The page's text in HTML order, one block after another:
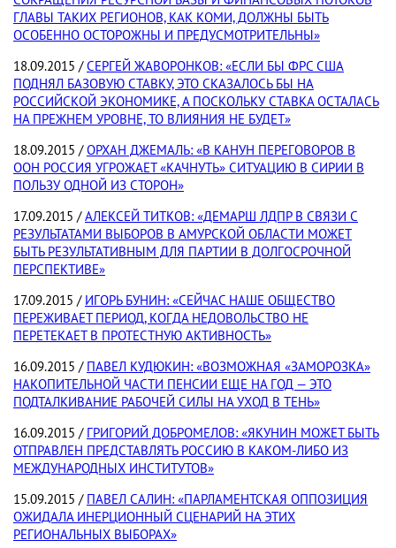
ГЛАВЫ ТАКИХ РЕГИОНОВ, КАК КОМИ, ДОЛЖНЫ БЫТЬ
ОСОБЕННО ОСТОРОЖНЫ И ПРЕДУСМОТРИТЕЛЬНЫ»
18.09.2015 /СЕРГЕЙ ЖАВОРОНКОВ: «ЕСЛИ БЫ ФРС США
ПОДНЯЛ БАЗОВУЮ СТАВКУ, ЭТО СКАЗАЛОСЬ БЫ НА
РОССИЙСКОЙ ЭКОНОМИКЕ, А ПОСКОЛЬКУ СТАВКА ОСТАЛАСЬ
НА ПРЕЖНЕМ УРОВНЕ, ТО ВЛИЯНИЯ НЕ БУДЕТ»
18.09.2015 /ОРХАН ДЖЕМАЛЬ: «В КАНУН ПЕРЕГОВОРОВ В
ООН РОССИЯ УГРОЖАЕТ «КАЧНУТЬ» СИТУАЦИЮ В СИРИИ В
ПОЛЬЗУ ОДНОЙ ИЗ СТОРОН»
17.09.2015 /АЛЕКСЕЙ ТИТКОВ: «ДЕМАРШ ЛДПР В СВЯЗИ С
РЕЗУЛЬТАТАМИ ВЫБОРОВ В АМУРСКОЙ ОБЛАСТИ МОЖЕТ
БЫТЬ РЕЗУЛЬТАТИВНЫМ ДЛЯ ПАРТИИ В ДОЛГОСРОЧНОЙ
ПЕРСПЕКТИВЕ»
17.09.2015 / ИГОРЬ БУНИН: «СЕЙЧАС НАШЕ ОБЩЕСТВО
ПЕРЕЖИВАЕТ ПЕРИОД, КОГДА НЕДОВОЛЬСТВО НЕ
ПЕРЕТЕКАЕТ В ПРОТЕСТНУЮ АКТИВНОСТЬ»
16.09.2015 / ПАВЕЛ КУДЮКИН: «ВОЗМОЖНАЯ «ЗАМОРОЗКА»
НАКОПИТЕЛЬНОЙ ЧАСТИ ПЕНСИИ ЕЩЕ НА ГОД — ЭТО
ПОДТАЛКИВАНИЕ РАБОЧЕЙ СИЛЫ НА УХОД В ТЕНЬ»
16.09.2015 / ГРИГОРИЙ ДОБРОМЕЛОВ: «ЯКУНИН МОЖЕТ БЫТЬ
ОТПРАВЛЕН ПРЕДСТАВЛЯТЬ РОССИЮ В КАКОМ-ЛИБО ИЗ
МЕЖДУНАРОДНЫХ ИНСТИТУТОВ»
15.09.2015 / ПАВЕЛ САЛИН: «ПАРЛАМЕНТСКАЯ ОППОЗИЦИЯ
ОЖИДАЛА ИНЕРЦИОННЫЙ СЦЕНАРИЙ НА ЭТИХ
РЕГИОНАЛЬНЫХ ВЫБОРАХ»